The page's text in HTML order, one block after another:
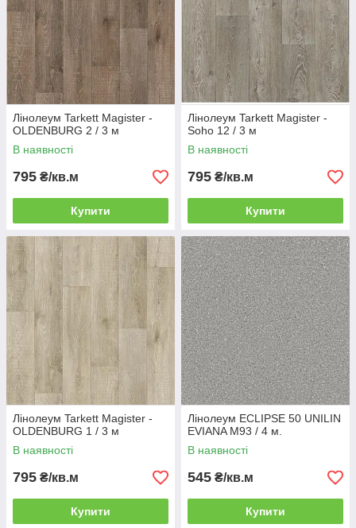
Лінолеум Tarkett Magister -
OLDENBURG 2 / 3 м
В наявності
795 ₴/кв.м
Купити
Лінолеум Tarkett Magister -
Soho 12 / 3 м
В наявності
795 ₴/кв.м
Купити
Лінолеум Tarkett Magister -
OLDENBURG 1 / 3 м
В наявності
795 ₴/кв.м
Купити
Лінолеум ECLIPSE 50 UNILIN
EVIANA M93 / 4 м.
В наявності
545 ₴/кв.м
Купити